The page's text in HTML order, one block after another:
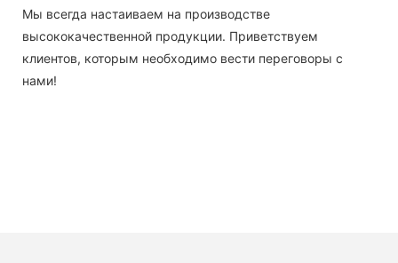
Мы всегда настаиваем на производстве
высококачественной продукции. Приветствуем
клиентов, которым необходимо вести переговоры с
нами!